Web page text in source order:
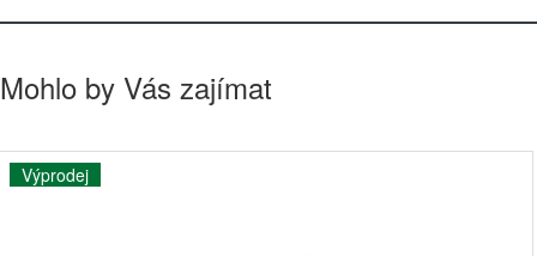
Mohlo by Vás zajímat
Výprodej